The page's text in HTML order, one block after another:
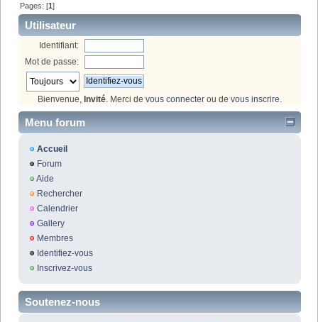
Pages: [1]
Utilisateur
Identifiant:
Mot de passe:
Bienvenue, Invité. Merci de vous connecter ou de vous inscrire.
Menu forum
Accueil
Forum
Aide
Rechercher
Calendrier
Gallery
Membres
Identifiez-vous
Inscrivez-vous
Soutenez-nous